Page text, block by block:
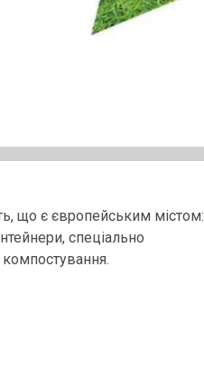
що є європейським містом:
спеціально